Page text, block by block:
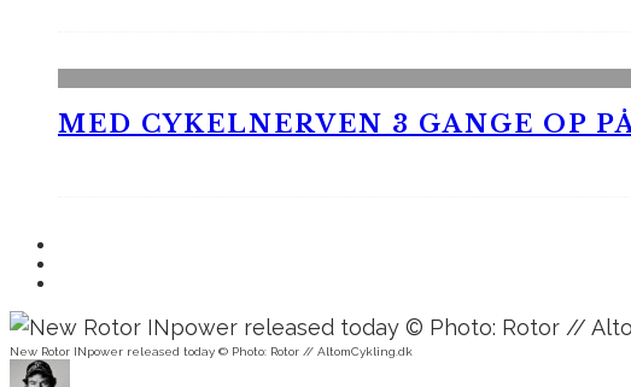
MED CYKELNERVEN 3 GANGE OP
New Rotor INpower released today © Photo: Rotor // AltomCykling.dk